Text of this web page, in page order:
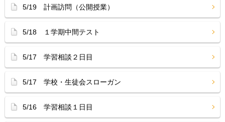
5/19 計画訪問（公開授業）
5/18 １学期中間テスト
5/17 学習相談２日目
5/17 学校・生徒会スローガン
5/16 学習相談１日目